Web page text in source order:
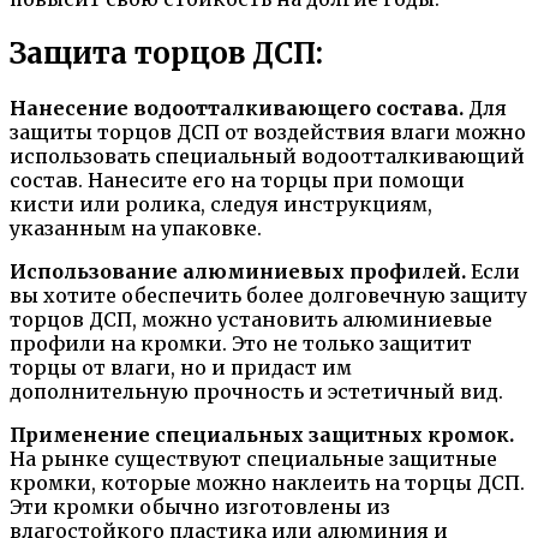
Защита торцов ДСП:
Нанесение водоотталкивающего состава. Для
защиты торцов ДСП от воздействия влаги можно
использовать специальный водоотталкивающий
состав. Нанесите его на торцы при помощи
кисти или ролика, следуя инструкциям,
указанным на упаковке.
Использование алюминиевых профилей. Если
вы хотите обеспечить более долговечную защиту
торцов ДСП, можно установить алюминиевые
профили на кромки. Это не только защитит
торцы от влаги, но и придаст им
дополнительную прочность и эстетичный вид.
Применение специальных защитных кромок.
На рынке существуют специальные защитные
кромки, которые можно наклеить на торцы ДСП.
Эти кромки обычно изготовлены из
влагостойкого пластика или алюминия и